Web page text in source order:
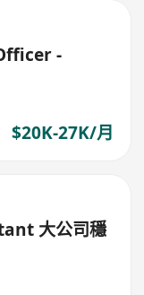
-
$20K-27K/月
大公司穩